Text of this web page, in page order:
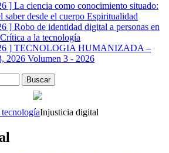
] La ciencia como conocimiento situado:
saber desde el cuerpo Espiritualidad
] Robo de identidad digital a personas en
Crítica a la tecnología
] TECNOLOGIA HUMANIZADA –
2026 Volumen 3 - 2026
Injusticia digital